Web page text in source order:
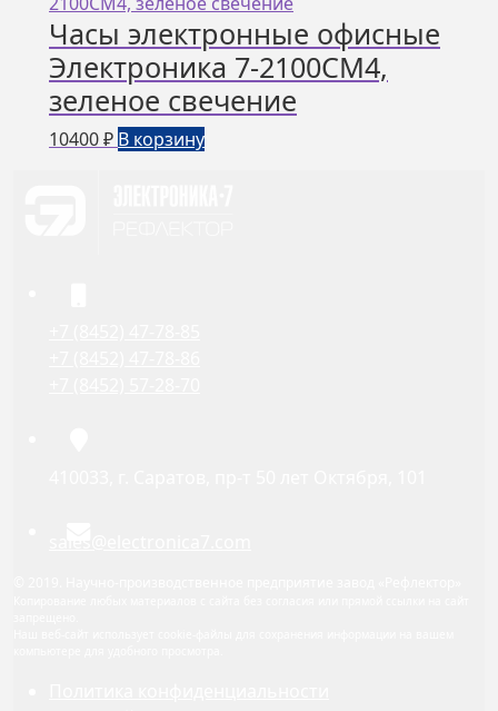
Часы электронные офисные
Электроника 7-2100СМ4,
зеленое свечение
10400₽ В корзину